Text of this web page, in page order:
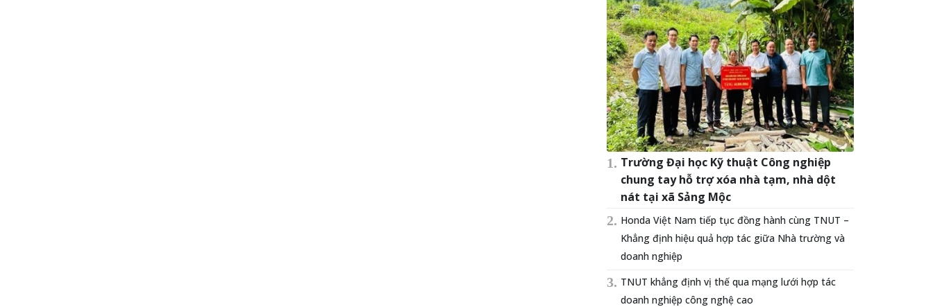
Trường Đại học Kỹ thuật Công nghiệp
chung tay hỗ trợ xóa nhà tạm, nhà dột
nát tại xã Sảng Mộc
Honda Việt Nam tiếp tục đồng hành cùng TNUT –
Khẳng định hiệu quả hợp tác giữa Nhà trường và
doanh nghiệp
TNUT khẳng định vị thế qua mạng lưới hợp tác
doanh nghiệp công nghệ cao